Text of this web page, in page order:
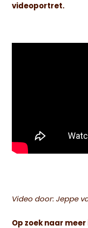
videoportret.
Video door: Jeppe
Op zoek naar